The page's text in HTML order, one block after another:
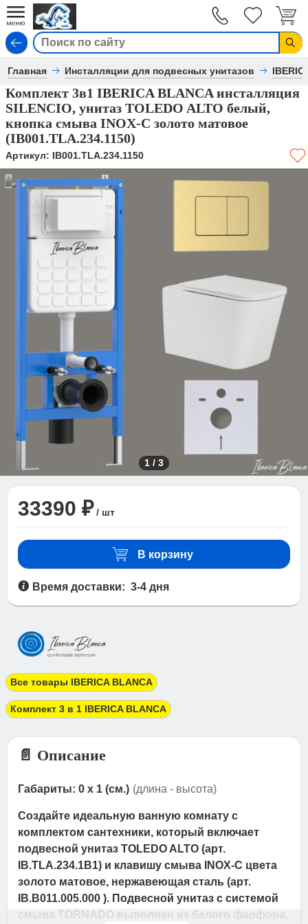
Главная Инсталляции для подвесных унитазов
Комплект 3в1 IBERICA BLANCA инсталляция
SILENCIO, унитаз TOLEDO ALTO белый,
кнопка смыва INOX-C золото матовое
(IB001.TLA.234.1150)
Артикул: IB001.TLA.234.1150
1 / 3
33390 ₽ / шт
В корзину
Время доставки: 3-4 дня
Все товары IBERICA BLANCA
Комплект 3 в 1 IBERICA BLANCA
📄 Описание
Габариты: 0 x 1 (см.) (длина - высота)
Создайте идеальную ванную комнату с
комплектом сантехники, который включает
подвесной унитаз TOLEDO ALTO (арт.
IB.TLA.234.1B1) и клавишу смыва INOX-C цвета
золото матовое, нержавеющая сталь (арт.
IB.B011.005.000 ). Подвесной унитаз с системой
смыва TORNADO выполнен из белого фарфора,